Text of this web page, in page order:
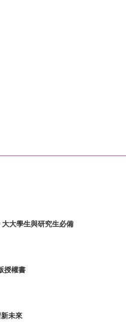
大學生與研究生必備
授權書
未來